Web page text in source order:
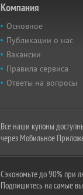
Компания
Основное
Публикации о нас
Вакансии
Правила сервиса
Ответы на вопросы
Все наши купоны
через Мобильное
Сэкономьте до 90% при
Подпишитесь на самые